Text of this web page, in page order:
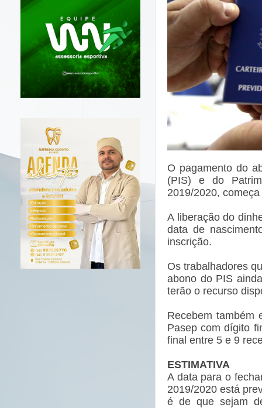
O pagamento do
(PIS) e do
2019/2020,
A liberação do
data de
inscrição.
Os trabalhadores
abono do PIS
terão o recurso
Recebem também
Pasep com dígito
final entre 5 e 9
ESTIMATIVA
A data para o
2019/2020 está
é de que sejam